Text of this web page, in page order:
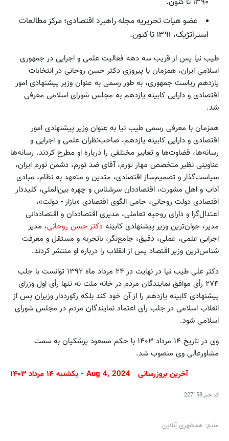
عضو هیات تحریریه مجله راهبرد اقتصادی؛ مرکز مطالعات
استراتژیک، ۱۳۹۱ تا کنون.
طیب نیا پس از قریب سه دهه فعالیت علمی و اجرایی در جمهوری
اسلامی ایران، همزمان با پیروزی دکتر حسن روحانی در انتخابات
یازدهم ریاست جمهوری، به طور رسمی به عنوان وزیر پیشنهادی امور
اقتصادی و دارایی کابینه یازدهم به مجلس شورای اسلامی معرفی
شد.
همزمان با معرفی رسمی طیب نیا به عنوان وزیر پیشنهادی امور
اقتصادی و دارایی کابینه یازدهم، صاحب‌نظران علمی و اجرایی و
رسانه‌ها، قضاوت‌ها و تعابیر مختلفی را درباره او مطرح کردند. رسانه‌ها
عناوینی نظیر متخصص مهار تورم، آقای ضد تورم، دشمن تورم ایران،
سیاست‌گذار و تصمیم‌ساز اقتصادی، متدین و متعهد به نظام، مبادی
آداب و اهل مشورت، اقتصاددان سرشناس و چهره بین‌الملی، کلیددار
اقتصادی دولت روحانی، حامی الگوی اقتصادی «بازار - دولت»،
اعتدال‌گرا و دارای روحیه تعاملی، مدیری اقتصاددان و اقتصاددانی
مدیر، جوان‌ترین وزیر پیشنهادی کابینه دکتر حسن روحانی، مدیر
اجرایی علمی، عملی، دقیق، جامع‌نگر، باتجربه و مستقل و معرفت
شناس‌ترین وزیر اقتصاد پس از انقلاب را درباره او منتشر کردند.
دکتر علی طیب نیا در نهایت در ۲۴ مرداد ماه ۱۳۹۲ توانست با جلب
۲۷۴ رأی موافق نمایندگان مردم در خانه ملت نه تنها رأی اول وزرای
پیشنهادی کابینه یازدهم را از آن خود کند بلکه رکورددار وزیران پس از
انقلاب اسلامی در جلب رأی اعتماد نمایندگان مردم در مجلس شورای
اسلامی شود.
وی در تاریخ ۱۴ مرداد ۱۴۰۳ با حکم مسعود پزشکیان به سمت
مشاورعالی وی منصوب شد.
آخرین بروزرسانی Aug 4, 2024 - یکشنبه ۱۴ مرداد ۱۴۰۳
کد خبر227158
منبع: همشهری آنلاین